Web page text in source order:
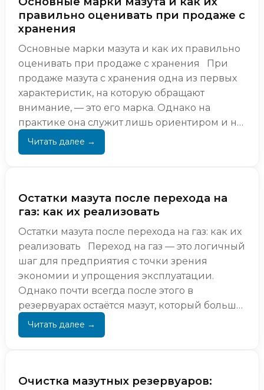
правильно оценивать при продаже с
хранения
Основные марки мазута и как их правильно
оценивать при продаже с хранения При
продаже мазута с хранения одна из первых
характеристик, на которую обращают
внимание, — это его марка. Однако на
практике она служит лишь ориентиром и не
отражает реаль...
Остатки мазута после перехода на
газ: как их реализовать
Остатки мазута после перехода на газ: как их
реализовать Переход на газ — это логичный
шаг для предприятия с точки зрения
экономии и упрощения эксплуатации.
Однако почти всегда после этого в
резервуарах остаётся мазут, который больше
не исполь...
Очистка мазутных резервуаров: